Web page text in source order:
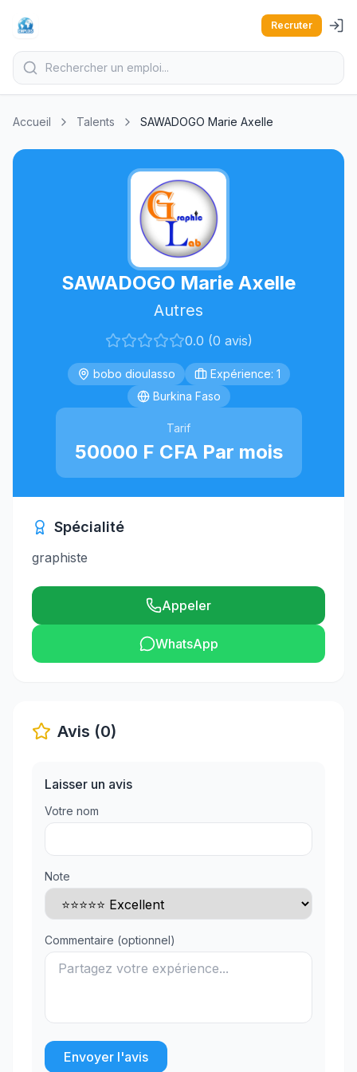
Recruter
Accueil Talents SAWADOGO Marie Axelle
SAWADOGO Marie Axelle
Autres
0.0 (0 avis)
bobo dioulasso
Expérience: 1
Burkina Faso
Tarif
50000 F CFA Par mois
Spécialité
graphiste
Appeler
WhatsApp
Avis (0)
Laisser un avis
Votre nom
Note
Commentaire (optionnel)
Envoyer l'avis